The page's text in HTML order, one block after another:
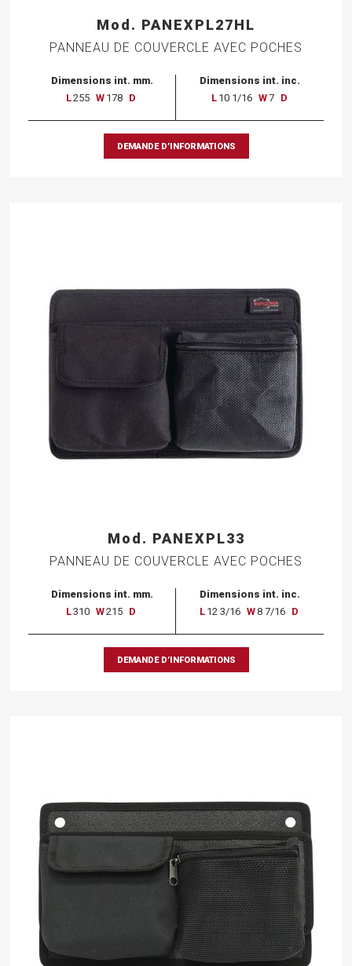
Mod. PANEXPL27HL
PANNEAU DE COUVERCLE AVEC POCHES
Dimensions int. mm.
L255 W 178 D
Dimensions int. inc.
L 10 1/16 W7 D
DEMANDE D’INFORMATIONS
Mod. PANEXPL33
PANNEAU DE COUVERCLE AVEC POCHES
Dimensions int. mm.
L310 W215 D
Dimensions int. inc.
L 12 3/16 W8 7/16 D
DEMANDE D’INFORMATIONS